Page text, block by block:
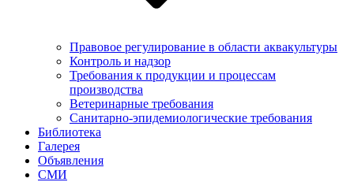
Правовое регулирование в области аквакультуры
Контроль и надзор
Требования к продукции и процессам
производства
Ветеринарные требования
Санитарно-эпидемиологические требования
Библиотека
Галерея
Объявления
СМИ